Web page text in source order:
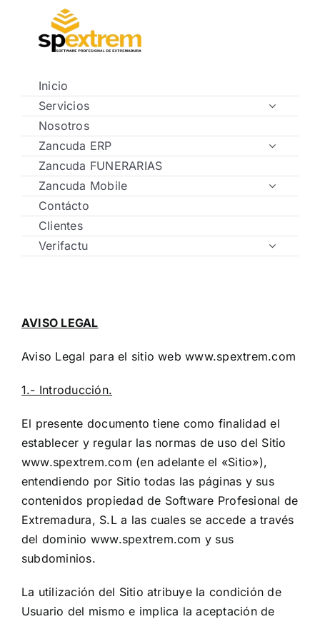
contenido
Inicio
Servicios
Nosotros
Zancuda ERP
Zancuda FUNERARIAS
Zancuda Mobile
Contácto
Clientes
Verifactu
AVISO LEGAL
Aviso Legal para el sitio web www.spextrem.com
1.- Introducción.
El presente documento tiene como finalidad el
establecer y regular las normas de uso del Sitio
www.spextrem.com (en adelante el «Sitio»),
entendiendo por Sitio todas las páginas y sus
contenidos propiedad de Software Profesional de
Extremadura, S.L a las cuales se accede a través
del dominio www.spextrem.com y sus
subdominios.
La utilización del Sitio atribuye la condición de
Usuario del mismo e implica la aceptación de